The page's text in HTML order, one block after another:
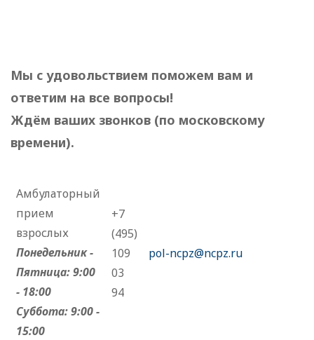
Мы с удовольствием поможем вам и
ответим на все вопросы!
Ждём ваших звонков (по московскому
времени).
Амбулаторный
прием
взрослых
Понедельник -
Пятница: 9:00
- 18:00
Суббота: 9:00 -
15:00
+7
(495)
109
03
94
pol-ncpz@ncpz.ru